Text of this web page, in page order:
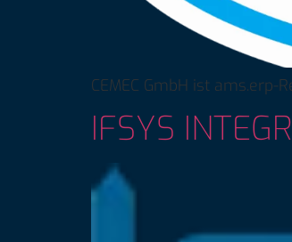
CEMEC GmbH ist ams.erp-
IFSYS